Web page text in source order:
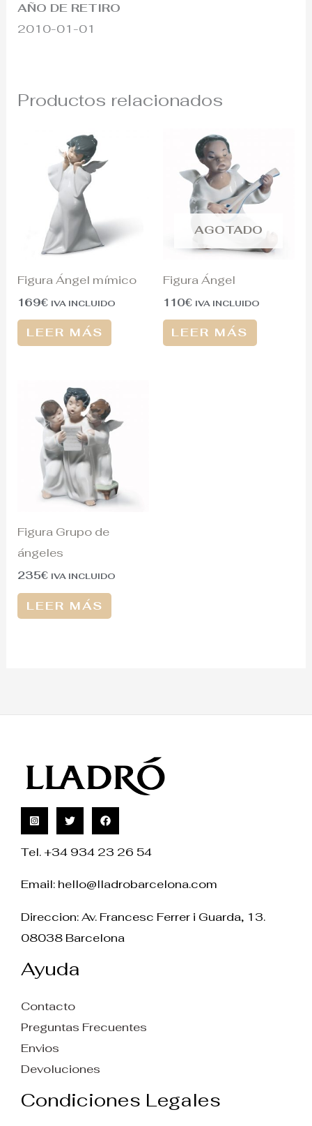
AÑO DE RETIRO
2010-01-01
Productos relacionados
Figura Ángel mímico
169€ IVA INCLUIDO
LEER MÁS
AGOTADO
Figura Ángel
110€ IVA INCLUIDO
LEER MÁS
Figura Grupo de
ángeles
235€ IVA INCLUIDO
LEER MÁS
Tel. +34 934 23 26 54
Email: hello@lladrobarcelona.com
Direccion: Av. Francesc Ferrer i Guarda, 13.
08038 Barcelona
Ayuda
Contacto
Preguntas Frecuentes
Envios
Devoluciones
Condiciones Legales